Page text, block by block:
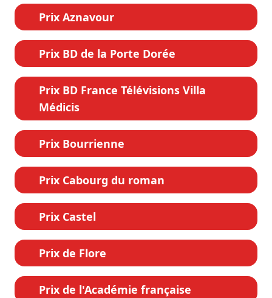
Prix Aznavour
Prix BD de la Porte Dorée
Prix BD France Télévisions Villa
Médicis
Prix Bourrienne
Prix Cabourg du roman
Prix Castel
Prix de Flore
Prix de l'Académie française